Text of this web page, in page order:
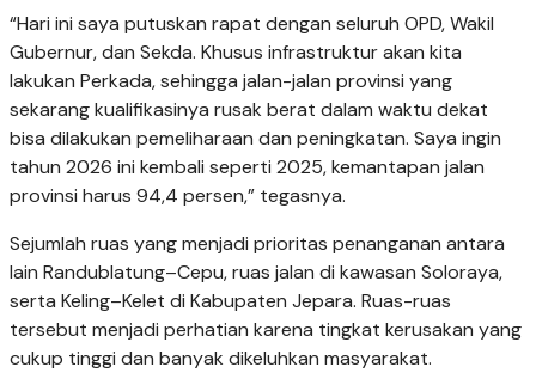
“Hari ini saya putuskan rapat dengan seluruh OPD, Wakil
Gubernur, dan Sekda. Khusus infrastruktur akan kita
lakukan Perkada, sehingga jalan-jalan provinsi yang
sekarang kualifikasinya rusak berat dalam waktu dekat
bisa dilakukan pemeliharaan dan peningkatan. Saya ingin
tahun 2026 ini kembali seperti 2025, kemantapan jalan
provinsi harus 94,4 persen,” tegasnya.
Sejumlah ruas yang menjadi prioritas penanganan antara
lain Randublatung–Cepu, ruas jalan di kawasan Soloraya,
serta Keling–Kelet di Kabupaten Jepara. Ruas-ruas
tersebut menjadi perhatian karena tingkat kerusakan yang
cukup tinggi dan banyak dikeluhkan masyarakat.